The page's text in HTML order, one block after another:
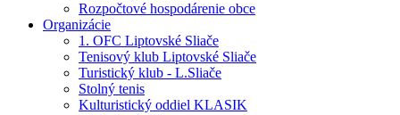
Rozpočtové hospodárenie obce
Organizácie
1. OFC Liptovské Sliače
Tenisový klub Liptovské Sliače
Turistický klub - L.Sliače
Stolný tenis
Kulturistický oddiel KLASIK